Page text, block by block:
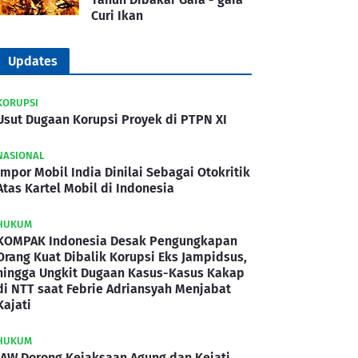
Curi Ikan
Updates
Dugaan Korupsi Proyek di PTPN XI
Mobil India Dinilai Sebagai Otokritik
Kartel Mobil di Indonesia
Indonesia Desak Pengungkapan
Kuat Dibalik Korupsi Eks Jampidsus,
Ungkit Dugaan Kasus-Kasus Kakap
NTT saat Febrie Adriansyah Menjabat